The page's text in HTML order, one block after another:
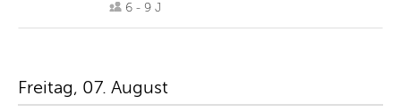
6 - 9 J
Freitag, 07. August